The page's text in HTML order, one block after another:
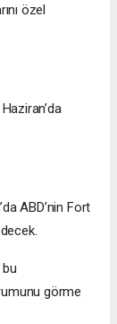
özel
ABD’nin Fort
görme